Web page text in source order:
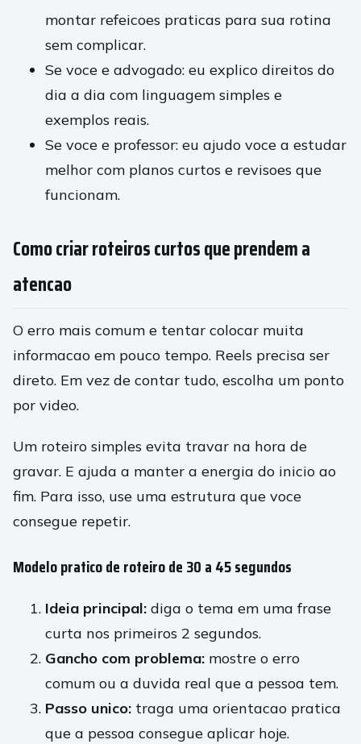
montar refeicoes praticas para sua rotina
sem complicar.
Se voce e advogado: eu explico direitos do
dia a dia com linguagem simples e
exemplos reais.
Se voce e professor: eu ajudo voce a estudar
melhor com planos curtos e revisoes que
funcionam.
Como criar roteiros curtos que prendem a
atencao
O erro mais comum e tentar colocar muita
informacao em pouco tempo. Reels precisa ser
direto. Em vez de contar tudo, escolha um ponto
por video.
Um roteiro simples evita travar na hora de
gravar. E ajuda a manter a energia do inicio ao
fim. Para isso, use uma estrutura que voce
consegue repetir.
Modelo pratico de roteiro de 30 a 45 segundos
Ideia principal: diga o tema em uma frase
curta nos primeiros 2 segundos.
Gancho com problema: mostre o erro
comum ou a duvida real que a pessoa tem.
Passo unico: traga uma orientacao pratica
que a pessoa consegue aplicar hoje.